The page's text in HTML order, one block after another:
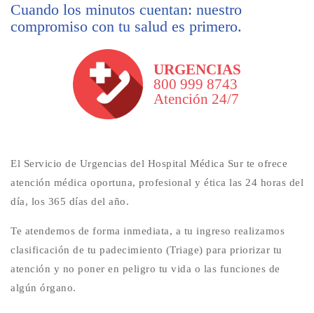
Cuando los minutos cuentan: nuestro
compromiso con tu salud es primero.
URGENCIAS
800 999 8743
Atención 24/7
El Servicio de Urgencias del Hospital Médica Sur te ofrece
atención médica oportuna, profesional y ética las 24 horas del
día, los 365 días del año.
Te atendemos de forma inmediata, a tu ingreso realizamos
clasificación de tu padecimiento (Triage) para priorizar tu
atención y no poner en peligro tu vida o las funciones de
algún órgano.